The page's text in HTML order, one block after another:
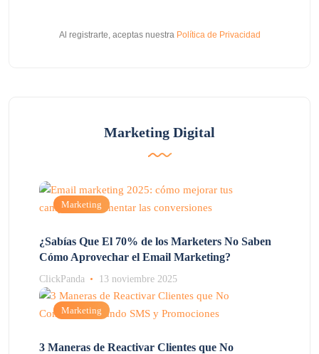
Al registrarte, aceptas nuestra Política de Privacidad
Marketing Digital
Marketing
¿Sabías Que El 70% de los Marketers No Saben
Cómo Aprovechar el Email Marketing?
ClickPanda 13 noviembre 2025
Marketing
3 Maneras de Reactivar Clientes que No